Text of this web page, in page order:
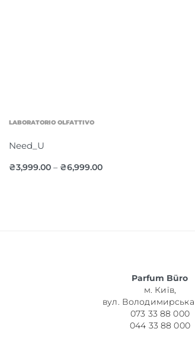
LABORATORIO OLFATTIVO
Need_U
₴3,999.00 – ₴6,999.00
Parfum Büro
м. Київ,
вул. Володимирська
073 33 88 000
044 33 88 000